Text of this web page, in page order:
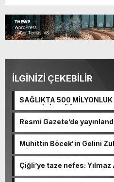
İLGİNİZİ ÇEKEBİLİR
SAĞLIKTA 500 MİLYONLUK
KAÇIŞ İÇİN DÜĞMEYE
Resmi Gazete’de
görevden alındı!
Muhittin Böcek'in Gelini
Gözaltı Kararı!
Çiğli’ye taze nefes: